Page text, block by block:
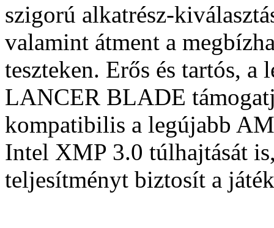
szigorú alkatrész-
valamint átment a
teszteken. Erős és tartós,
LANCER BLADE
kompatibilis a legújabb
Intel XMP 3.0 túlhajtását
teljesítményt biztosít a